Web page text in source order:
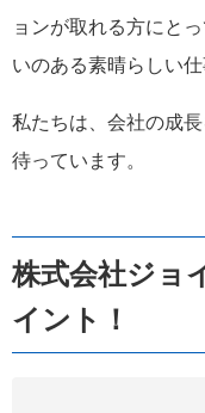
ョンが取れる方にと
いのある素晴らしい仕
私たちは、会社の成
待っています。
株式会社ジョ
イント！